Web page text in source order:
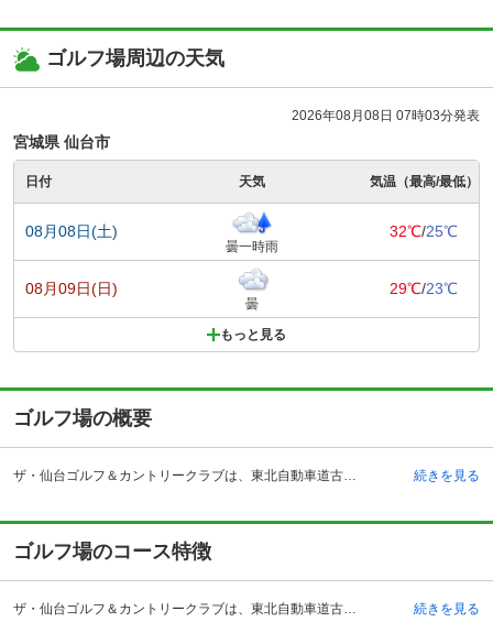
ゴルフ場周辺の天気
2026年08月08日 07時03分発表
宮城県 仙台市
日付 天気 気温（最高/最低）
08月08日(土)
曇一時雨
32℃/25℃
08月09日(日)
曇
29℃/23℃
もっと見る
ゴルフ場の概要
ザ・仙台ゴルフ＆カントリークラブは、東北自動車道古川インターチェンジより国道4号線を約14キロメートル・約20分、仙台より車で約1時間の所にあります。東北新幹線では古川駅より約13キロメートル、車で約20分の所になります。元々は、昭和50年にザ・仙台ゴルフ＆カントリークラブとして開場。その後。2010年3月に大崎ゴルフ倶楽部三本木コースとして再オープンしました。クラブハウス内の施設は、レストラン、ロッカールーム、風呂、ラウンジ、プロショップ、練習場(280ヤード・20打席)があります。クラブハウス内に宿泊施設はありません。コースは宮城県でもベストスコアが出やすいと言われるコースの1つで、3コース各9ホール合計27ホールがあります。 続きを見る
ゴルフ場のコース特徴
ザ・仙台ゴルフ＆カントリークラブは、東北自動車道古川インターチェンジより国道4号線を約14キロメートル・約20分、仙台より車で約1時間の所にあります。東北新幹線では古川駅より約13キロメートル、車で約20分の所になります。元々は、昭和50年にザ・仙台ゴルフ＆カントリークラブとして開場。その後。2010年3月に大崎ゴルフ倶楽部三本木コースとして再オープンしました。クラブハウス内の施設は、レストラン、ロッカールーム、風呂、ラウンジ、プロショップ、練習場(280ヤード・20打席)があります。クラブハウス内に宿泊施設はありません。コースは宮城県でもベストスコアが出やすいと言われるコースの1つで、3コース各9ホール合計27ホールがあります。 続きを見る